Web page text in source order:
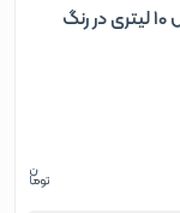
درای بگ دیاکو مدل 10 لیتری در رنگ